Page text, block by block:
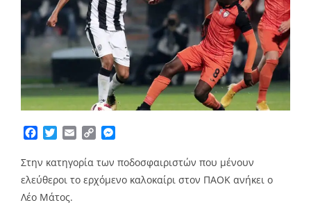
Facebook
TwitterEmailCopy
Στην κατηγορία των ποδοσφαιριστών που μένουν
ελεύθεροι το ερχόμενο καλοκαίρι στον ΠΑΟΚ ανήκει ο
Λέο Μάτος.